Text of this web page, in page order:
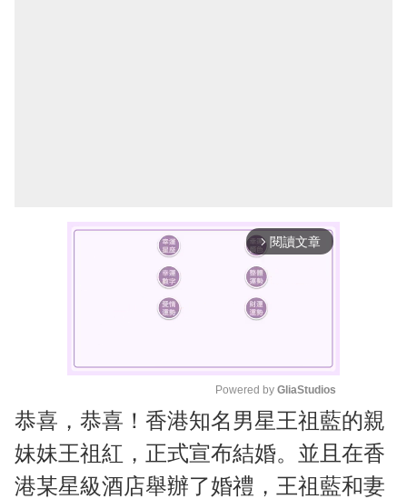
arrow_forward_ios 閱讀文章
M
t
e
Powered by GliaStudios
恭喜，恭喜！香港知名男星王祖藍的親
妹妹王祖紅，正式宣布結婚。並且在香
港某星級酒店舉辦了婚禮，王祖藍和妻